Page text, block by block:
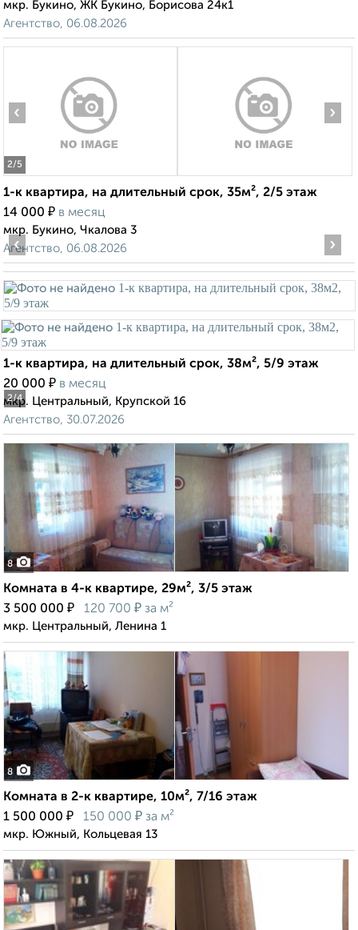
мкр. Букино, ЖК Букино, Борисова 24к1
Агентство, 06.08.2026
2/5
‹ ›
1-к квартира, на длительный срок, 35м², 2/5 этаж
14 000 ₽ в месяц
мкр. Букино, Чкалова 3
Агентство, 06.08.2026
2/4
‹ ›
1-к квартира, на длительный срок, 38м², 5/9 этаж
20 000 ₽ в месяц
мкр. Центральный, Крупской 16
Агентство, 30.07.2026
8
Комната в 4-к квартире, 29м², 3/5 этаж
3 500 000 ₽ 120 700 ₽ за м²
мкр. Центральный, Ленина 1
8
Комната в 2-к квартире, 10м², 7/16 этаж
1 500 000 ₽ 150 000 ₽ за м²
мкр. Южный, Кольцевая 13